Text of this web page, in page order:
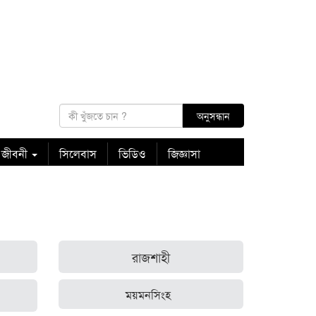
সিলেবাস ভিডিও জিজ্ঞাসা
রাজশাহী
ময়মনসিংহ